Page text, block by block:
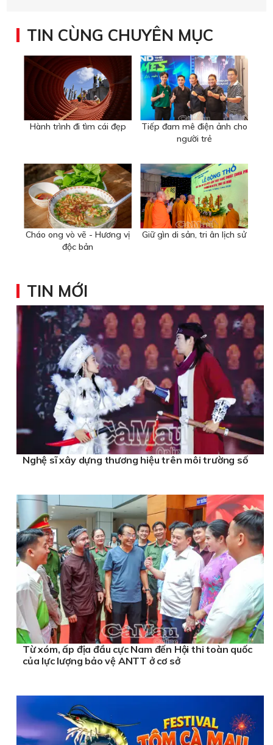
TIN CÙNG CHUYÊN MỤC
Hành trình đi tìm cái đẹp
Tiếp đam mê điện ảnh cho
người trẻ
Cháo ong vò vẽ - Hương vị
độc bản
Giữ gìn di sản, tri ân lịch sử
TIN MỚI
Nghệ sĩ xây dựng thương hiệu trên môi trường số
Từ xóm, ấp địa đầu cực Nam đến Hội thi toàn quốc
của lực lượng bảo vệ ANTT ở cơ sở